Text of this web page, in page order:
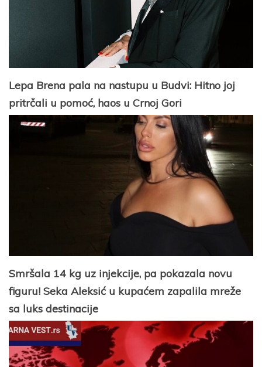
Lepa Brena pala na nastupu u Budvi: Hitno joj
pritrčali u pomoć, haos u Crnoj Gori
Smršala 14 kg uz injekcije, pa pokazala novu
figuru! Seka Aleksić u kupaćem zapalila mreže
sa luks destinacije